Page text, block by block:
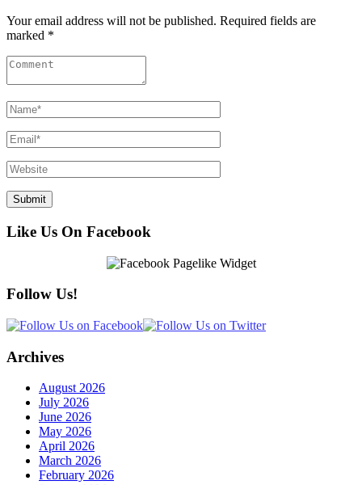
Your email address will not be published. Required fields are
marked *
Like Us On Facebook
Follow Us!
Archives
August 2026
July 2026
June 2026
May 2026
April 2026
March 2026
February 2026